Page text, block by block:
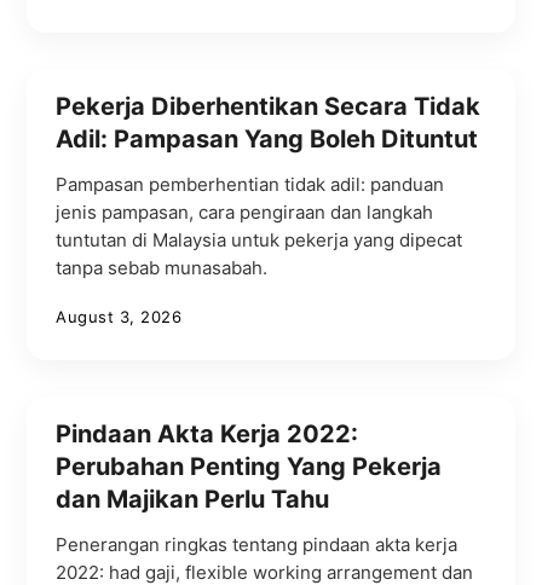
Pekerja Diberhentikan Secara Tidak
Adil: Pampasan Yang Boleh Dituntut
Pampasan pemberhentian tidak adil: panduan
jenis pampasan, cara pengiraan dan langkah
tuntutan di Malaysia untuk pekerja yang dipecat
tanpa sebab munasabah.
August 3, 2026
Pindaan Akta Kerja 2022:
Perubahan Penting Yang Pekerja
dan Majikan Perlu Tahu
Penerangan ringkas tentang pindaan akta kerja
2022: had gaji, flexible working arrangement dan